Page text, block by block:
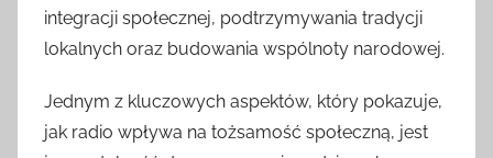
integracji społecznej, podtrzymywania tradycji
lokalnych oraz budowania wspólnoty narodowej.
Jednym z kluczowych aspektów, który pokazuje,
jak radio wpływa na tożsamość społeczną, jest